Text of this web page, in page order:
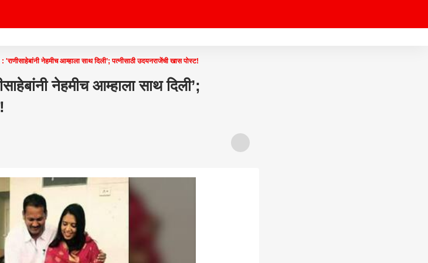
नेहमीच आम्हाला साथ दिली’; पत्नीसाठी उदयनराजेंची खास पोस्ट!
नेहमीच आम्हाला साथ दिली’;